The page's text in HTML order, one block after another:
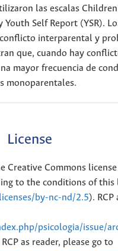
las escalas
Self Report (YSR).
interparental y
que, cuando hay
mayor frecuencia de
monoparentales.
License
Creative Commons
to the conditions of this
by-nc-nd/2.5).
psicologia/issue/
as reader, please go to